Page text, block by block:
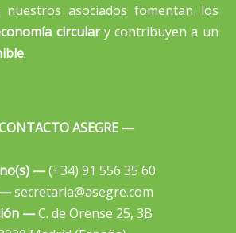
nuestros asociados fomentan los
circulary contribuyen a un
.
ASEGRE —
—(+34) 91 556 35 60
—secretaria@asegre.com
—C. de Orense 25, 3B